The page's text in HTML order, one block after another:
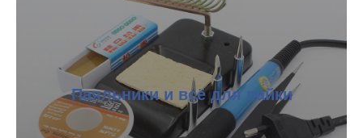
Паяльники и всё для пайки